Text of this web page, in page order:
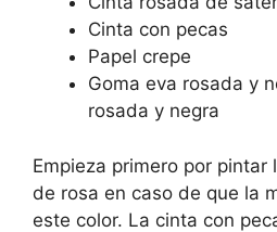
Cinta con pecas
Papel crepe
Goma eva rosada y
rosada y negra
Empieza primero por pintar
de rosa en caso de que la
este color. La cinta con